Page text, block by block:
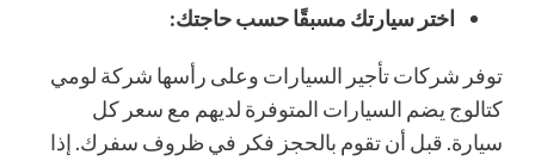
اختر سيارتك مسبقًا حسب حاجتك:
توفر شركات تأجير السيارات وعلى رأسها شركة لومي
كتالوج يضم السيارات المتوفرة لديهم مع سعر كل
سيارة. قبل أن تقوم بالحجز فكر في ظروف سفرك. إذا